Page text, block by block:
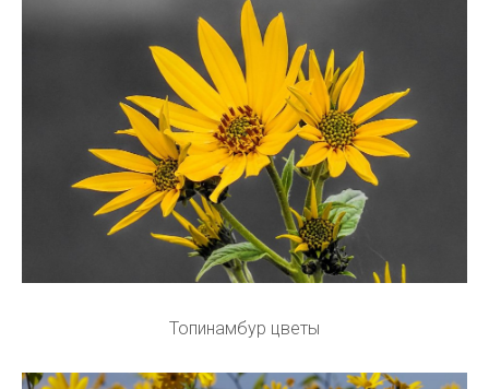
Топинамбур цветы